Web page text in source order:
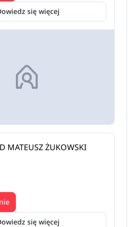
się więcej
MATEUSZ ŻUKOWSKI
się więcej